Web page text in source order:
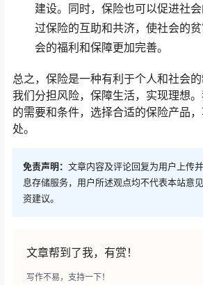
建设。同时，保险也可以促进社
过保险的互助和共济，使社会的
会的福利和保障更加完善。
总之，保险是一种有利于个人和社会
我们分担风险，保障生活，实现理想
的需要和条件，选择合适的保险产品
处。
免责声明： 文章内容及评论回复为用户上传
息存储服务，用户所述观点均不代表本站意
资建议。
文章帮到了我，有赏！
写作不易，支持一下！